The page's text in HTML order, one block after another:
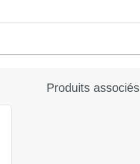
Produits associés